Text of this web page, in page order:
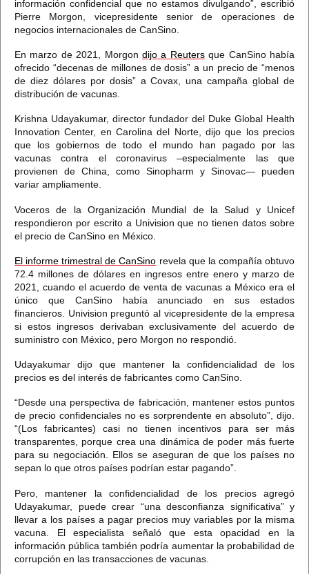
información confidencial que no estamos divulgando”, escribió
Pierre Morgon, vicepresidente senior de operaciones de
negocios internacionales de CanSino.
En marzo de 2021, Morgondijo a Reutersque CanSino había
ofrecido “decenas de millones de dosis” a un precio de “menos
de diez dólares por dosis” a Covax,
una campaña global de
distribución de vacunas.
Krishna Udayakumar, director fundador del Duke Global Health
Innovation Center, en Carolina del Norte, dijo que los precios
que los gobiernos de todo el mundo han pagado por las
vacunas contra el coronavirus –especialmente las que
provienen de China, como Sinopharm y Sinovac— pueden
variar ampliamente.
Voceros de la Organización Mundial de la Salud y Unicef
respondieron por escrito a Univision que no tienen datos sobre
el precio de CanSino en México.
El informe trimestral de CanSino revela que la compañía obtuvo
72.4 millones de dólares en ingresos entre enero y marzo de
2021, cuando el acuerdo de venta de vacunas a México era el
único que CanSino había anunciado en sus estados
financieros. Univision preguntó al vicepresidente de la empresa
si estos ingresos derivaban exclusivamente del acuerdo de
suministro con México, pero Morgon no respondió.
Udayakumar dijo que mantener la confidencialidad de los
precios es del interés de fabricantes como CanSino.
“Desde una perspectiva de fabricación, mantener estos puntos
de precio confidenciales no es sorprendente en absoluto”, dijo.
“(Los fabricantes) casi no tienen incentivos para ser más
transparentes, porque crea una dinámica de poder más fuerte
para su negociación. Ellos se aseguran de que los países no
sepan lo que otros países podrían estar pagando”.
Pero, mantener la confidencialidad de los precios agregó
Udayakumar, puede crear “una desconfianza significativa” y
llevar a los países a pagar precios muy variables por la misma
vacuna.
El especialista señaló que esta opacidad en la
información pública también podría aumentar la probabilidad de
corrupción en las transacciones de vacunas.